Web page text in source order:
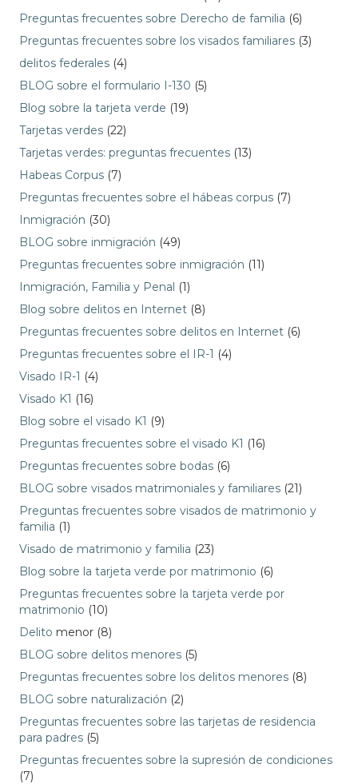
Preguntas frecuentes sobre Derecho de familia (6)
Preguntas frecuentes sobre los visados familiares (3)
delitos federales (4)
BLOG sobre el formulario I-130 (5)
Blog sobre la tarjeta verde (19)
Tarjetas verdes (22)
Tarjetas verdes: preguntas frecuentes (13)
Habeas Corpus (7)
Preguntas frecuentes sobre el hábeas corpus (7)
Inmigración (30)
BLOG sobre inmigración (49)
Preguntas frecuentes sobre inmigración (11)
Inmigración, Familia y Penal (1)
Blog sobre delitos en Internet (8)
Preguntas frecuentes sobre delitos en Internet (6)
Preguntas frecuentes sobre el IR-1 (4)
Visado IR-1 (4)
Visado K1 (16)
Blog sobre el visado K1 (9)
Preguntas frecuentes sobre el visado K1 (16)
Preguntas frecuentes sobre bodas (6)
BLOG sobre visados matrimoniales y familiares (21)
Preguntas frecuentes sobre visados de matrimonio y
familia (1)
Visado de matrimonio y familia (23)
Blog sobre la tarjeta verde por matrimonio (6)
Preguntas frecuentes sobre la tarjeta verde por
matrimonio (10)
Delito menor (8)
BLOG sobre delitos menores (5)
Preguntas frecuentes sobre los delitos menores (8)
BLOG sobre naturalización (2)
Preguntas frecuentes sobre las tarjetas de residencia
para padres (5)
Preguntas frecuentes sobre la supresión de condiciones
(7)